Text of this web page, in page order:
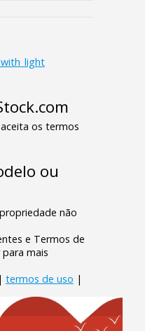
os termos
ou
não
e Termos de
mais
| termos de uso |